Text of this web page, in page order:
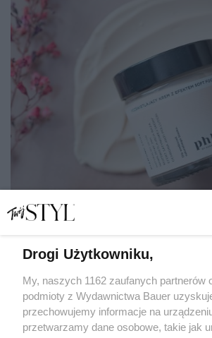
pielęgnacji
MAGDALENA ZAMKUTOWICZ
DLA NIEJ
Drogi Użytkowniku,
My, naszych 1162 zaufanych partnerów
podmioty z Wydawnictwa Bauer
przechowujemy informacje na
przetwarzamy dane osobowe, takie jak